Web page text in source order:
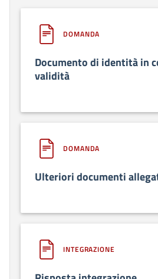
DOMANDA
Documento di identità in
validità
DOMANDA
Ulteriori documenti
INTEGRAZIONE